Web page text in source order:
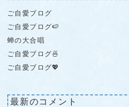
ご自愛ブログ
ご自愛ブログ🍉
蝉の大合唱
ご自愛ブログ🍜
ご自愛ブログ💖
最新のコメント